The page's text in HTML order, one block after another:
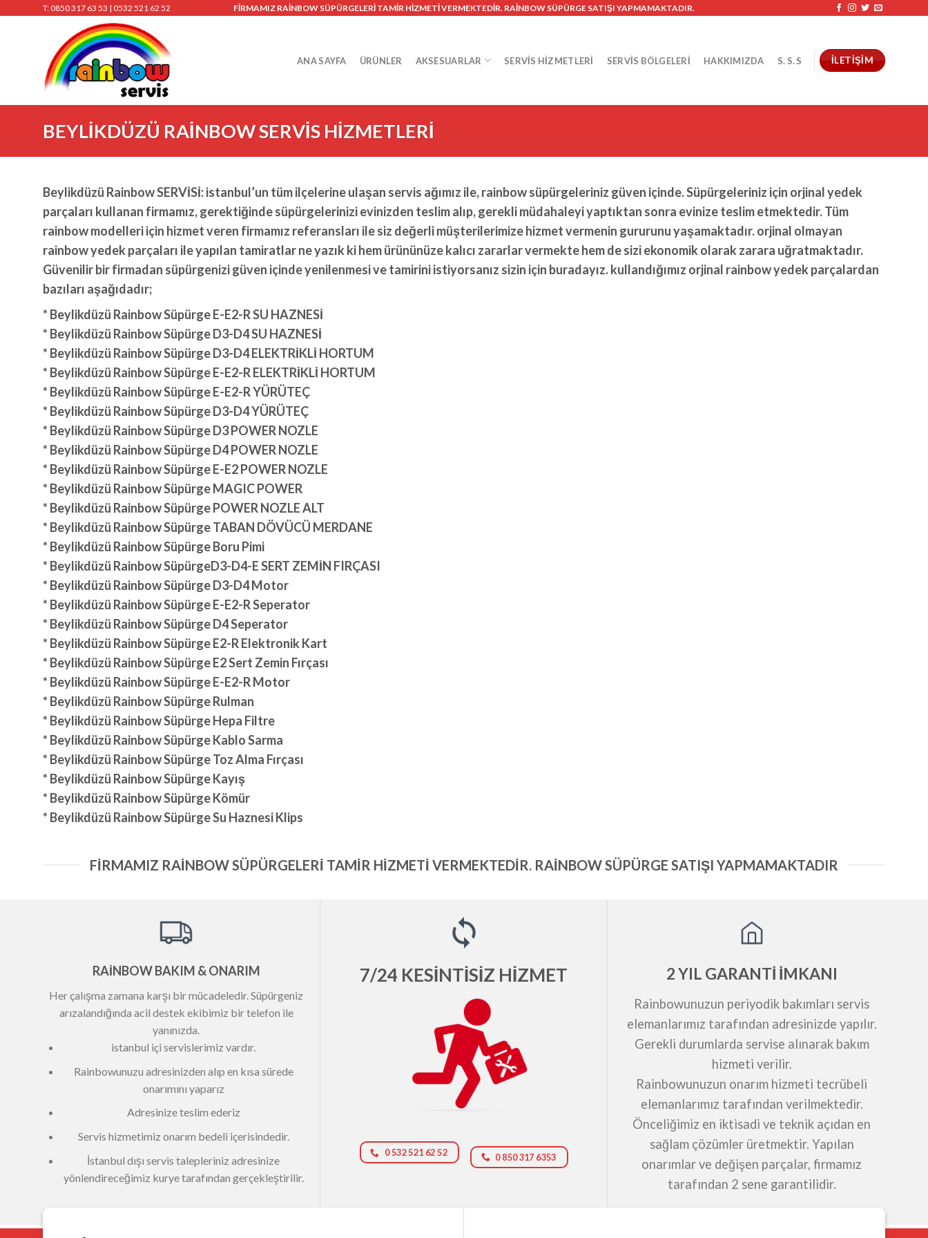
T: 0850 317 63 53 | 0532 521 62 52 FİRMAMIZ RAİNBOW SÜPÜRGELERİ TAMİR HİZMETİ VERMEKTEDİR. RAİNBOW SÜPÜRGE SATIŞI YAPMAMAKTADIR.
ANA SAYFA ÜRÜNLER AKSESUARLAR SERVIS HIZMETLERI SERVIS BÖLGELERI HAKKIMIZDA S. S. S İLETİŞİM
BEYLİKDÜZÜ RAİNBOW SERVİS HİZMETLERİ
Beylikdüzü Rainbow SERVİSİ: istanbul’un tüm ilçelerine ulaşan servis ağımız ile, rainbow süpürgeleriniz güven içinde. Süpürgeleriniz için orjinal yedek
parçaları kullanan firmamız, gerektiğinde süpürgelerinizi evinizden teslim alıp, gerekli müdahaleyi yaptıktan sonra evinize teslim etmektedir. Tüm
rainbow modelleri için hizmet veren firmamız referansları ile siz değerli müşterilerimize hizmet vermenin gururunu yaşamaktadır. orjinal olmayan
rainbow yedek parçaları ile yapılan tamiratlar ne yazık ki hem ürününüze kalıcı zararlar vermekte hem de sizi ekonomik olarak zarara uğratmaktadır.
Güvenilir bir firmadan süpürgenizi güven içinde yenilenmesi ve tamirini istiyorsanız sizin için buradayız. kullandığımız orjinal rainbow yedek parçalardan
bazıları aşağıdadır;
* Beylikdüzü Rainbow Süpürge E-E2-R SU HAZNESİ
* Beylikdüzü Rainbow Süpürge D3-D4 SU HAZNESİ
* Beylikdüzü Rainbow Süpürge D3-D4 ELEKTRİKLİ HORTUM
* Beylikdüzü Rainbow Süpürge E-E2-R ELEKTRİKLİ HORTUM
* Beylikdüzü Rainbow Süpürge E-E2-R YÜRÜTEÇ
* Beylikdüzü Rainbow Süpürge D3-D4 YÜRÜTEÇ
* Beylikdüzü Rainbow Süpürge D3 POWER NOZLE
* Beylikdüzü Rainbow Süpürge D4 POWER NOZLE
* Beylikdüzü Rainbow Süpürge E-E2 POWER NOZLE
* Beylikdüzü Rainbow Süpürge MAGIC POWER
* Beylikdüzü Rainbow Süpürge POWER NOZLE ALT
* Beylikdüzü Rainbow Süpürge TABAN DÖVÜCÜ MERDANE
* Beylikdüzü Rainbow Süpürge Boru Pimi
* Beylikdüzü Rainbow SüpürgeD3-D4-E SERT ZEMİN FIRÇASI
* Beylikdüzü Rainbow Süpürge D3-D4 Motor
* Beylikdüzü Rainbow Süpürge E-E2-R Seperator
* Beylikdüzü Rainbow Süpürge D4 Seperator
* Beylikdüzü Rainbow Süpürge E2-R Elektronik Kart
* Beylikdüzü Rainbow Süpürge E2 Sert Zemin Fırçası
* Beylikdüzü Rainbow Süpürge E-E2-R Motor
* Beylikdüzü Rainbow Süpürge Rulman
* Beylikdüzü Rainbow Süpürge Hepa Filtre
* Beylikdüzü Rainbow Süpürge Kablo Sarma
* Beylikdüzü Rainbow Süpürge Toz Alma Fırçası
* Beylikdüzü Rainbow Süpürge Kayış
* Beylikdüzü Rainbow Süpürge Kömür
* Beylikdüzü Rainbow Süpürge Su Haznesi Klips
FİRMAMIZ RAİNBOW SÜPÜRGELERİ TAMİR HİZMETİ VERMEKTEDİR. RAİNBOW SÜPÜRGE SATIŞI YAPMAMAKTADIR
RAİNBOW BAKIM & ONARIM
Her çalışma zamana karşı bir mücadeledir. Süpürgeniz
arızalandığında acil destek ekibimiz bir telefon ile
yanınızda.
istanbul içi servislerimiz vardır.
Rainbowunuzu adresinizden alıp en kısa sürede
onarımını yaparız
Adresinize teslim ederiz
Servis hizmetimiz onarım bedeli içerisindedir.
İstanbul dışı servis talepleriniz adresinize
yönlendireceğimiz kurye tarafından gerçekleştirilir.
7/24 KESİNTİSİZ HİZMET
0 532 521 62 52 0 850 317 6353
2 YIL GARANTİ İMKANI
Rainbowunuzun periyodik bakımları servis
elemanlarımız tarafından adresinizde yapılır.
Gerekli durumlarda servise alınarak bakım
hizmeti verilir.
Rainbowunuzun onarım hizmeti tecrübeli
elemanlarımız tarafından verilmektedir.
Önceliğimiz en iktisadi ve teknik açıdan en
sağlam çözümler üretmektir. Yapılan
onarımlar ve değişen parçalar, firmamız
tarafından 2 sene garantilidir.